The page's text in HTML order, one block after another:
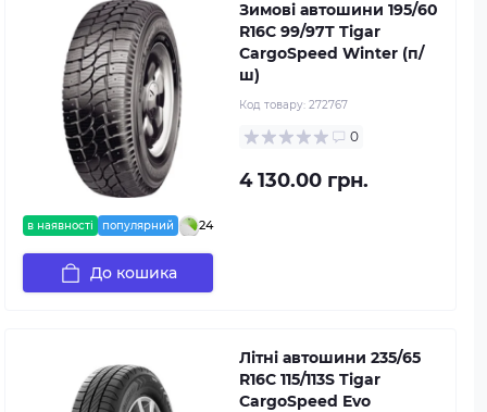
в наявності популярний 24
Зимові автошини 195/60
R16C 99/97T Tigar
CargoSpeed Winter (п/
ш)
Код товару: 272767
0
4 130.00 грн.
До кошика
Літні автошини 235/65
R16C 115/113S Tigar
CargoSpeed Evo